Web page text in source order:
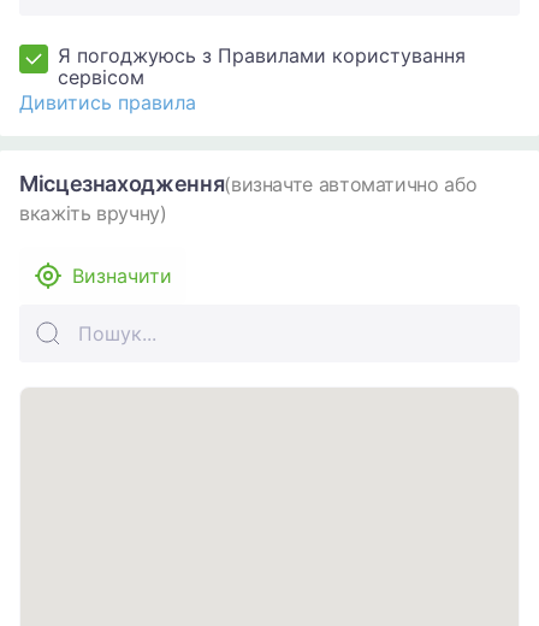
Я погоджуюсь з Правилами користування
сервісом
Дивитись правила
Місцезнаходження(визначте автоматично або
вкажіть вручну)
Визначити